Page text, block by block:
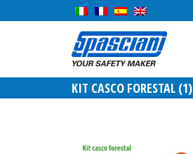
KIT CASCO FORESTAL (1)